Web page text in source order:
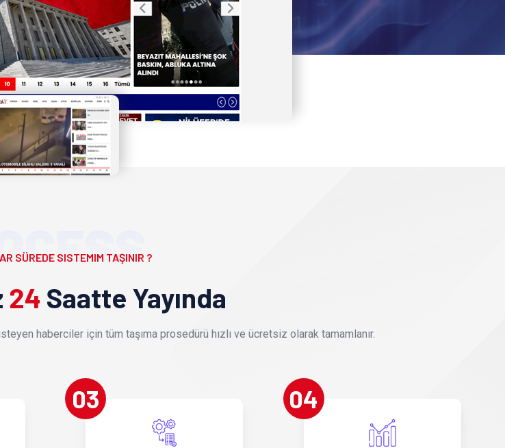
SÜREDE SISTEMIM TAŞINIR ?
24 Saatte Yayında
haberciler için tüm taşıma prosedürü hızlı ve ücretsiz olarak tamamlanır.
03 04